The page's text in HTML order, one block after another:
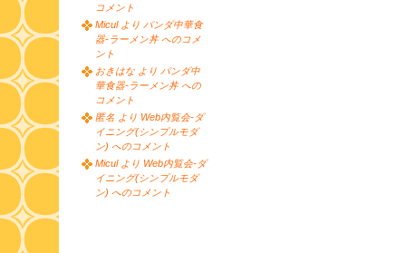
コメント
Micul より パンダ中華食
器-ラーメン丼 へのコメ
ント
おきはな より パンダ中
華食器-ラーメン丼 への
コメント
匿名 より Web内覧会-ダ
イニング(シンプルモダ
ン) へのコメント
Micul より Web内覧会-ダ
イニング(シンプルモダ
ン) へのコメント